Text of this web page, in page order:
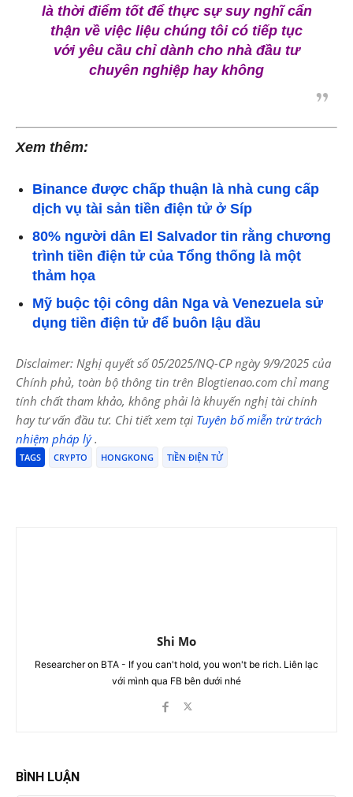
là thời điểm tốt để thực sự suy nghĩ cẩn
thận về việc liệu chúng tôi có tiếp tục
với yêu cầu chỉ dành cho nhà đầu tư
chuyên nghiệp hay không
Xem thêm:
Binance được chấp thuận là nhà cung cấp
dịch vụ tài sản tiền điện tử ở Síp
80% người dân El Salvador tin rằng chương
trình tiền điện tử của Tổng thống là một
thảm họa
Mỹ buộc tội công dân Nga và Venezuela sử
dụng tiền điện tử để buôn lậu dầu
Disclaimer: Nghị quyết số 05/2025/NQ-CP ngày 9/9/2025 của
Chính phủ, toàn bộ thông tin trên Blogtienao.com chỉ mang
tính chất tham khảo, không phải là khuyến nghị tài chính
hay tư vấn đầu tư. Chi tiết xem tại Tuyên bố miễn trừ trách
nhiệm pháp lý.
TAGS CRYPTO HONGKONG TIỀN ĐIỆN TỬ
Shi Mo
Researcher on BTA - If you can't hold, you won't be rich. Liên lạc
với mình qua FB bên dưới nhé
BÌNH LUẬN